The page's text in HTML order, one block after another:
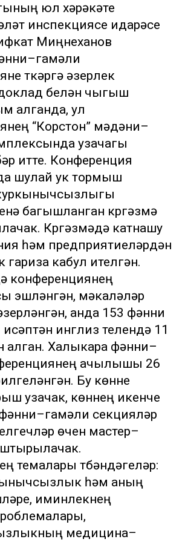
юл хәрәкәте
инспекциясе идарәсе
Миңнеханов
үткәрүгә әзерлек
белән чыгыш
алганда, ул
“Корстон” мәдәни–
узачагы
итте. Конференция
шулай ук тормыш
багышланган күргәзмә
Күргәзмәдә катнашу
һәм предприятиеләрдән
гариза кабул ителгән.
конференциянең
эшләнгән, мәкаләләр
анда 153 фәнни
инглиз телендә 11
алган. Халыкара фәнни–
ачылышы 26
Бу көнне
узачак, көннең икенче
секцияләр
өчен мастер–
темалары түбәндәгеләр:
һәм аның
иминлекнең
медицина–